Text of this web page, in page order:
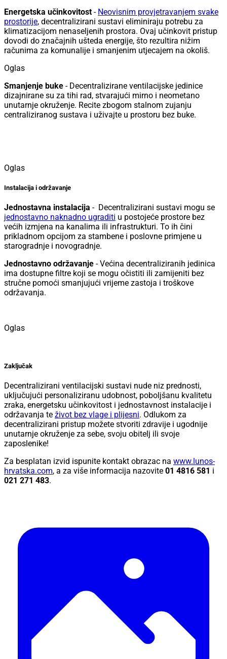
Energetska učinkovitost- Neovisnim provjetravanjem svake
prostorije, decentralizirani sustavi eliminiraju potrebu za
klimatizacijom nenaseljenih prostora. Ovaj učinkovit pristup
dovodi do značajnih ušteda energije, što rezultira nižim
računima za komunalije i smanjenim utjecajem na okoliš.
Oglas
Smanjenje buke - Decentralizirane ventilacijske jedinice
dizajnirane su za tihi rad, stvarajući mirno i neometano
unutarnje okruženje. Recite zbogom stalnom zujanju
centraliziranog sustava i uživajte u prostoru bez buke.
Oglas
Instalacija i održavanje
Jednostavna instalacija - Decentralizirani sustavi mogu se
jednostavno naknadno ugraditi u postojeće prostore bez
većih izmjena na kanalima ili infrastrukturi. To ih čini
prikladnom opcijom za stambene i poslovne primjene u
starogradnje i novogradnje.
Jednostavno održavanje - Većina decentraliziranih jedinica
ima dostupne filtre koji se mogu očistiti ili zamijeniti bez
stručne pomoći smanjujući vrijeme zastoja i troškove
održavanja.
Oglas
Zaključak
Decentralizirani ventilacijski sustavi nude niz prednosti,
uključujući personaliziranu udobnost, poboljšanu kvalitetu
zraka, energetsku učinkovitost i jednostavnost instalacije i
održavanja te život bez vlage i plijesni. Odlukom za
decentralizirani pristup možete stvoriti zdravije i ugodnije
unutarnje okruženje za sebe, svoju obitelj ili svoje
zaposlenike!
Za besplatan izvid ispunite kontakt obrazac na www.lunos-
hrvatska.com, a za više informacija nazovite 01 4816 581 i
021 271 483.